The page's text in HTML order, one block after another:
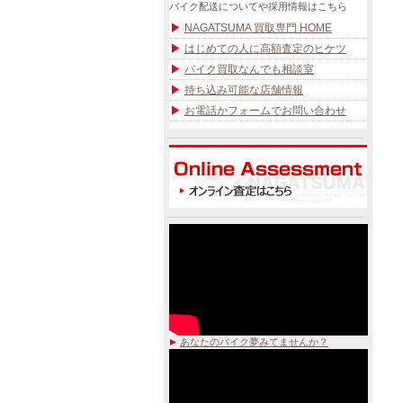
バイク配送についてや採用情報はこちら
NAGATSUMA 買取専門 HOME
はじめての人に高額査定のヒケツ
バイク買取なんでも相談室
持ち込み可能な店舗情報
お電話かフォームでお問い合わせ
あなたのバイク夢みてませんか？